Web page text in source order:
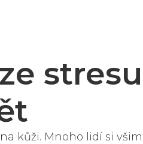
kůži. Mnoho lidí si